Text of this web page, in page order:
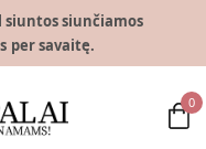
siunčiamos
per savaitę.
0